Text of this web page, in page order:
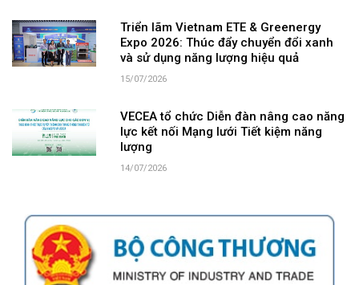
Triển lãm Vietnam ETE & Greenergy
Expo 2026: Thúc đẩy chuyển đổi xanh
và sử dụng năng lượng hiệu quả
15/07/2026
VECEA tổ chức Diễn đàn nâng cao năng
lực kết nối Mạng lưới Tiết kiệm năng
lượng
14/07/2026